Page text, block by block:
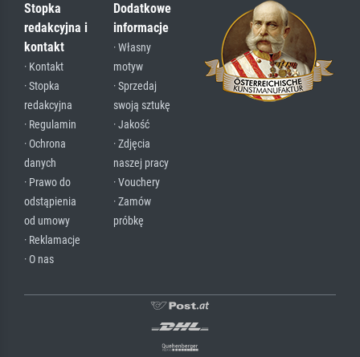
Stopka
redakcyjna i
kontakt
· Kontakt
· Stopka
redakcyjna
· Regulamin
· Ochrona
danych
· Prawo do
odstąpienia
od umowy
· Reklamacje
· O nas
Dodatkowe
informacje
· Własny
motyw
· Sprzedaj
swoją sztukę
· Jakość
· Zdjęcia
naszej pracy
· Vouchery
· Zamów
próbkę